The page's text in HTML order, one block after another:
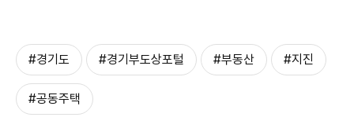
#경기도 #경기부도상포털 #부동산 #지진
#공동주택